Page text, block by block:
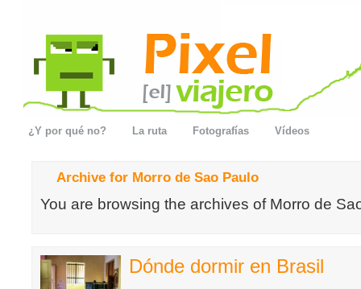
¿Y por qué no? La ruta Fotografías Vídeos
Archive for Morro de Sao Paulo
You are browsing the archives of Morro de
Dónde dormir en Brasil